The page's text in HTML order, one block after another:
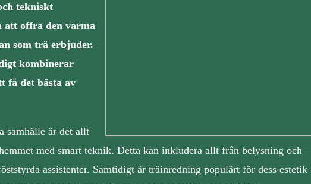
tekniskt
att offra den varma
som trä erbjuder.
kombinerar
få det bästa av
samhälle är det allt
med smart teknik. Detta kan inkludera allt från belysning och
assistenter. Samtidigt är träinredning populärt för dess estetik